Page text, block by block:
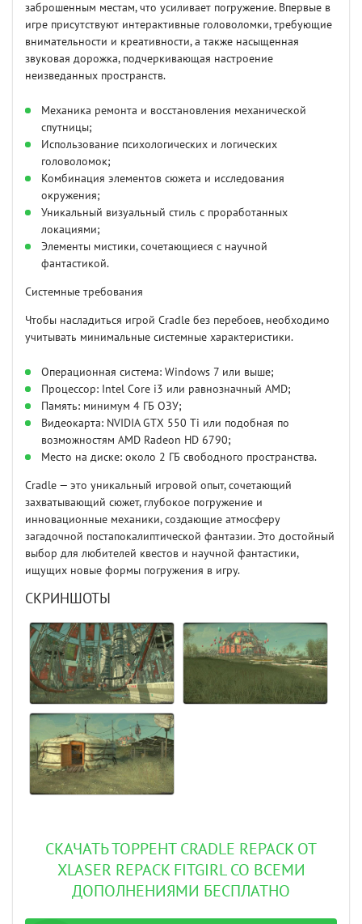
заброшенным местам, что усиливает погружение. Впервые в
игре присутствуют интерактивные головоломки, требующие
внимательности и креативности, а также насыщенная
звуковая дорожка, подчеркивающая настроение
неизведанных пространств.
Механика ремонта и восстановления механической
спутницы;
Использование психологических и логических
головоломок;
Комбинация элементов сюжета и исследования
окружения;
Уникальный визуальный стиль с проработанных
локациями;
Элементы мистики, сочетающиеся с научной
фантастикой.
Системные требования
Чтобы насладиться игрой Cradle без перебоев, необходимо
учитывать минимальные системные характеристики.
Операционная система: Windows 7 или выше;
Процессор: Intel Core i3 или равнозначный AMD;
Память: минимум 4 ГБ ОЗУ;
Видеокарта: NVIDIA GTX 550 Ti или подобная по
возможностям AMD Radeon HD 6790;
Место на диске: около 2 ГБ свободного пространства.
Cradle — это уникальный игровой опыт, сочетающий
захватывающий сюжет, глубокое погружение и
инновационные механики, создающие атмосферу
загадочной постапокалиптической фантазии. Это достойный
выбор для любителей квестов и научной фантастики,
ищущих новые формы погружения в игру.
СКРИНШОТЫ
СКАЧАТЬ ТОРРЕНТ CRADLE REPACK ОТ
XLASER REPACK FITGIRL СО ВСЕМИ
ДОПОЛНЕНИЯМИ БЕСПЛАТНО